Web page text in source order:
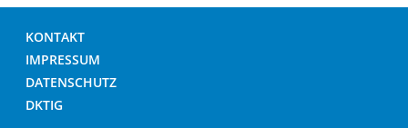
KONTAKT
IMPRESSUM
DATENSCHUTZ
DKTIG